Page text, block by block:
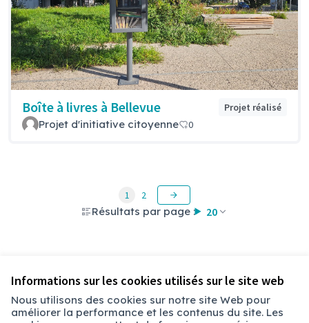
Informations sur les cookies utilisés sur le site web
Nous utilisons des cookies sur notre site Web pour
améliorer la performance et les contenus du site. Les
Boîte à livres à Bellevue Projet réalisé
Projet d'initiative citoyenne 0
Résultats par page : 20
1 2
Conditions d'utilisation